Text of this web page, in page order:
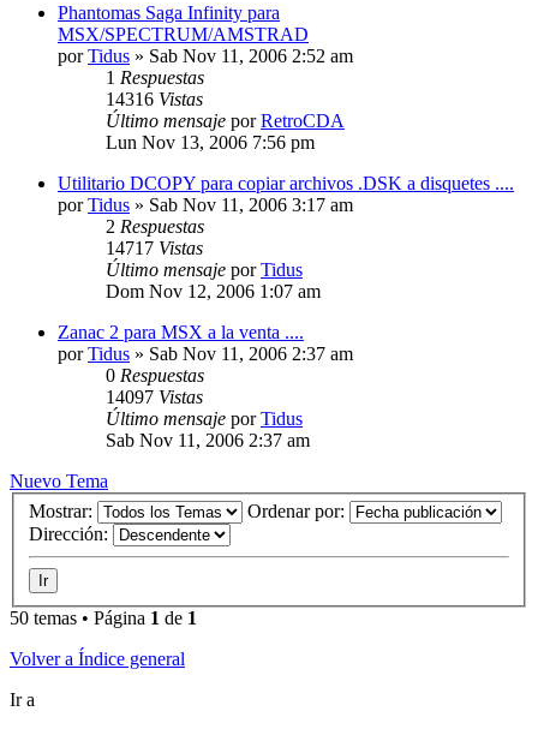
Phantomas Saga Infinity para
MSX/SPECTRUM/AMSTRAD
porTidus » Sab Nov 11, 2006 2:52 am
1 Respuestas
14316 Vistas
Último mensaje porRetroCDA
Lun Nov 13, 2006 7:56 pm
Utilitario DCOPY para copiar archivos .DSK a disquetes ....
porTidus » Sab Nov 11, 2006 3:17 am
2 Respuestas
14717 Vistas
Último mensaje porTidus
Dom Nov 12, 2006 1:07 am
Zanac 2 para MSX a la venta ....
porTidus » Sab Nov 11, 2006 2:37 am
0 Respuestas
14097 Vistas
Último mensaje porTidus
Sab Nov 11, 2006 2:37 am
Nuevo Tema
Mostrar:
Ordenar por:
Dirección:
50 temas • Página 1 de 1
Volver a Índice general
Ir a